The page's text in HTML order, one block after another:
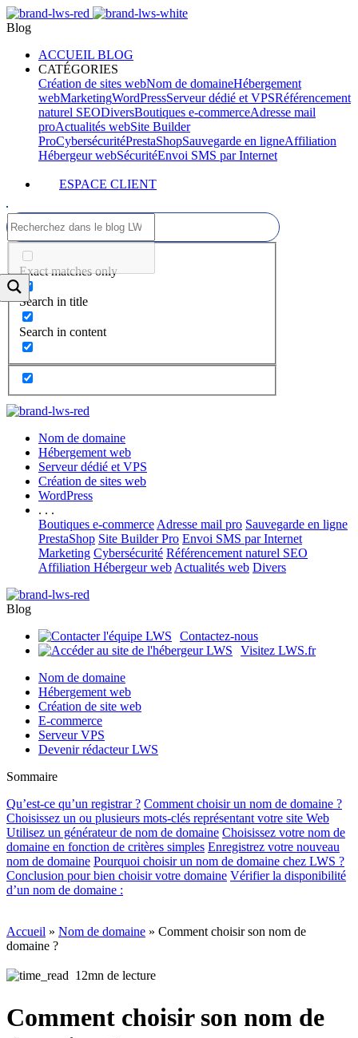
Blog
ACCUEIL BLOG
CATÉGORIES
Création de sites webNom de domaineHébergement
webMarketingWordPressServeur dédié et VPSRéférencement
naturel SEODiversBoutiques e-commerceAdresse mail
proActualités webSite Builder
ProCybersécuritéPrestaShopSauvegarde en ligneAffiliation
Hébergeur webSécuritéEnvoi SMS par Internet
ESPACE CLIENT
Exact matches only
Search in title
Search in content
Nom de domaine
Hébergement web
Serveur dédié et VPS
Création de sites web
WordPress
. . .
Boutiques e-commerce Adresse mail pro Sauvegarde en ligne
PrestaShop Site Builder Pro Envoi SMS par Internet
Marketing Cybersécurité Référencement naturel SEO
Affiliation Hébergeur web Actualités web Divers
Blog
Contactez-nous
Visitez LWS.fr
Nom de domaine
Hébergement web
Création de site web
E-commerce
Serveur VPS
Devenir rédacteur LWS
Sommaire
Qu’est-ce qu’un registrar ? Comment choisir un nom de domaine ?
Choisissez un ou plusieurs mots-clés représentant votre site Web
Utilisez un générateur de nom de domaine Choisissez votre nom de
domaine en fonction de critères simples Enregistrez votre nouveau
nom de domaine Pourquoi choisir un nom de domaine chez LWS ?
Conclusion pour bien choisir votre domaine Vérifier la disponibilité
d’un nom de domaine :
Accueil » Nom de domaine » Comment choisir son nom de
domaine ?
12mn de lecture
Comment choisir son nom de